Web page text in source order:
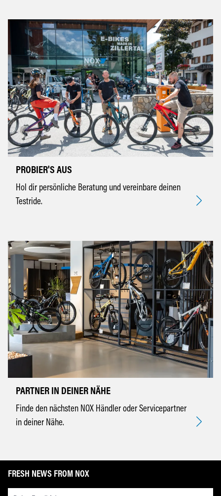
PROBIER'S AUS
Hol dir persönliche Beratung und vereinbare deinen
Testride.
PARTNER IN DEINER NÄHE
Finde den nächsten NOX Händler oder Servicepartner
in deiner Nähe.
FRESH NEWS FROM NOX